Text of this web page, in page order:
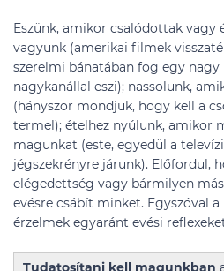
Eszünk, amikor csalódottak vagy
vagyunk (amerikai filmek
szerelmi bánatában fog egy
nagykanállal eszi); nassolunk,
(hányszor mondjuk, hogy kell a
termel); ételhez nyúlunk, amikor
magunkat (este, egyedül a
jégszekrényre járunk). Előfordul,
elégedettség vagy bármilyen
evésre csábít minket. Egyszóval
érzelmek egyaránt evési
Tudatosítani kell magunkban